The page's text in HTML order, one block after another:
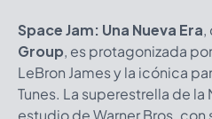
Space Jam: Una Nueva Era,
Group, es protagonizada
LeBron James y la icónica
Tunes. La superestrella de la
estudio de Warner Bros.